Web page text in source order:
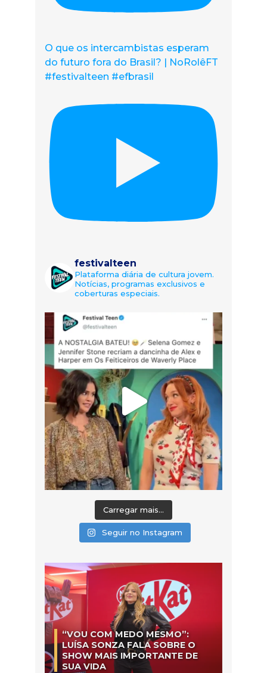
O que os intercambistas esperam
do futuro fora do Brasil? | NoRolêFT
#festivalteen #efbrasil
festivalteen
Plataforma diária de cultura jovem.
Notícias, programas exclusivos e
coberturas especiais.
Carregar mais...
Seguir no Instagram
“VOU COM MEDO MESMO”:
LUÍSA SONZA FALA SOBRE O
SHOW MAIS IMPORTANTE DE
SUA VIDA